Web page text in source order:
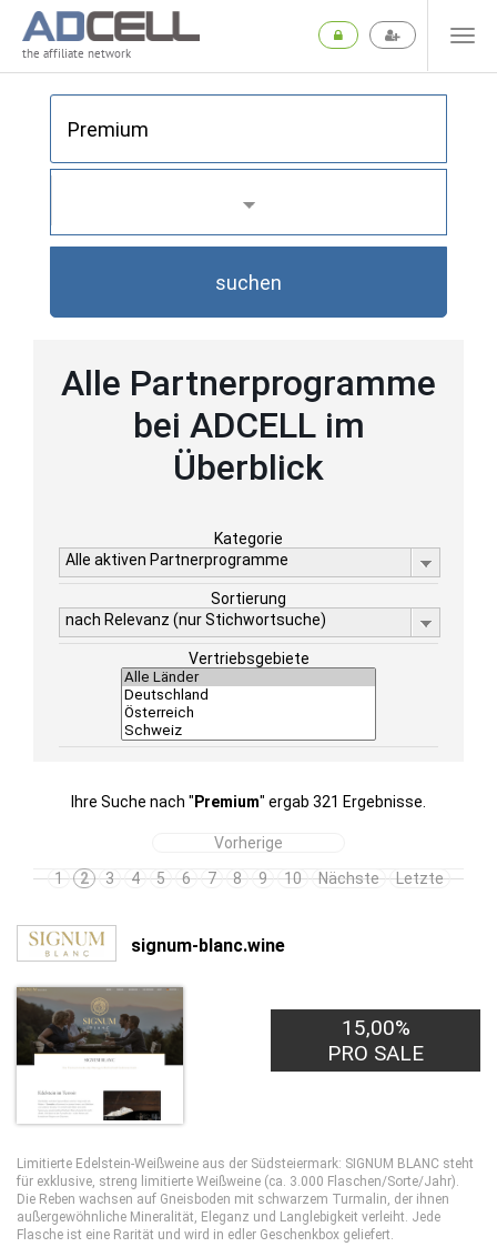
the affiliate network
suchen
Alle Partnerprogramme
bei ADCELL im
Überblick
Kategorie
Alle aktiven Partnerprogramme
Sortierung
nach Relevanz (nur Stichwortsuche)
Vertriebsgebiete
Ihre Suche nach " Premium" ergab 321 Ergebnisse.
Vorherige
1
2 3 4 5 6 7 8 9 10 Nächste Letzte
signum-blanc.wine
15,00%
PRO SALE
Limitierte Edelstein-Weißweine aus der Südsteiermark: SIGNUM BLANC steht
für exklusive, streng limitierte Weißweine (ca. 3.000 Flaschen/Sorte/Jahr).
Die Reben wachsen auf Gneisboden mit schwarzem Turmalin, der ihnen
außergewöhnliche Mineralität, Eleganz und Langlebigkeit verleiht. Jede
Flasche ist eine Rarität und wird in edler Geschenkbox geliefert.